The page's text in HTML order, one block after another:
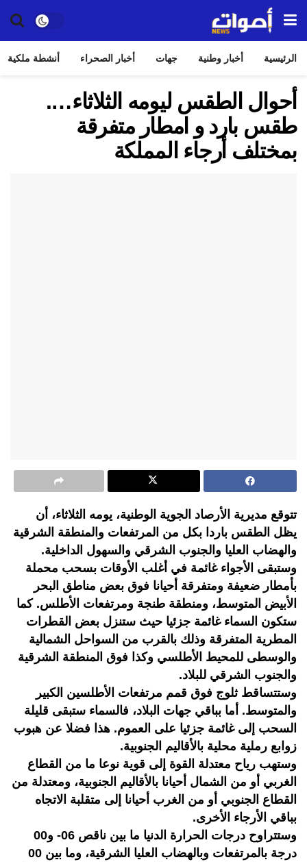
الرئيسية أخبار وطنية جهات أخبار الصحراء أنشطة ملكية
أحوال الطقس ليومه الثلاثاء….
طقس بارد و امطار متفرقة
بمختلف أرجاء المملكة
تتوقع مديرية الأرصاد الجوية الوطنية، يومه الثلاثاء، أن
يظل الطقس باردا بكل من المرتفعات والمنطقة الشرقية
والهضاب العليا والجنوب الشرقي والسهول الداخلية.
وستبقى الأجواء غائمة في أغلب الأوقات بسحب محملة
بأمطار ضعيفة ومتفرقة أحيانا فوق بعض مناطق البحر
الأبيض المتوسط، ومنطقة طنجة ومرتفعات الأطلس. كما
ستكون السماء غائمة جزئيا حيث ستنزل بعض القطرات
المطرية المتفرقة وذلك بالقرب من السواحل الشمالية
والوسطى للمحيط الأطلسي وكذا فوق المنطقة الشرقية
والجنوب الشرقي للبلاد.
وستتساقط ثلوج فوق قمم مرتفعات الأطلسين الكبير
والمتوسط. أما بباقي جهات البلاد، فالسماء ستبقى قليلة
السحب إلى غائمة جزئيا على العموم. هذا فضلا عن هبوب
زوابع رملية محلية بالأقاليم الجنوبية.
وستهب رياح معتدلة القوة إلى قوية نوعا ما من القطاع
الغربي أو من الشمال أحيانا بالأقاليم الجنوبية، ومعتدلة من
القطاع الجنوبي أو من الغرب أحيانا إلى متقلبة الاتجاه
بباقي الأرجاء الأخرى.
وستتراوح درجات الحرارة الدنيا ما بين ناقص 06- و00
درجة بالمرتفعات وبالهضاب العليا الشرقية، وما بين 00